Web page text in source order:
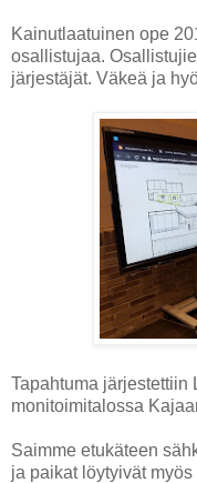
Kainutlaatuinen ope
osallistujaa.
järjestäjät. Väkeä ja
Tapahtuma järjestettiin
monitoimitalossa
Saimme etukäteen
ja paikat löytyivät